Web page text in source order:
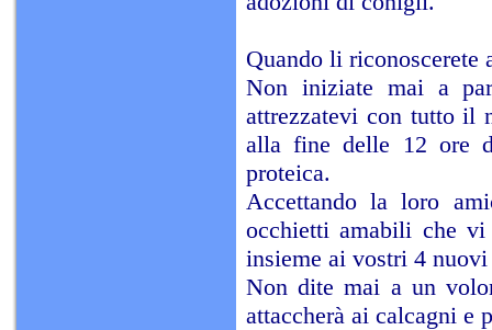
Quando li riconoscerete
Non iniziate mai a
attrezzatevi con tutto il
alla fine delle 12 ore
proteica.
Accettando la loro
occhietti amabili che vi
insieme ai vostri 4
Non dite mai a un
attaccherà ai calcagni e